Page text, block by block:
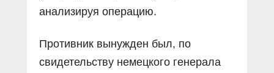
анализируя операцию.
Противник вынужден был, по
свидетельству немецкого генерала